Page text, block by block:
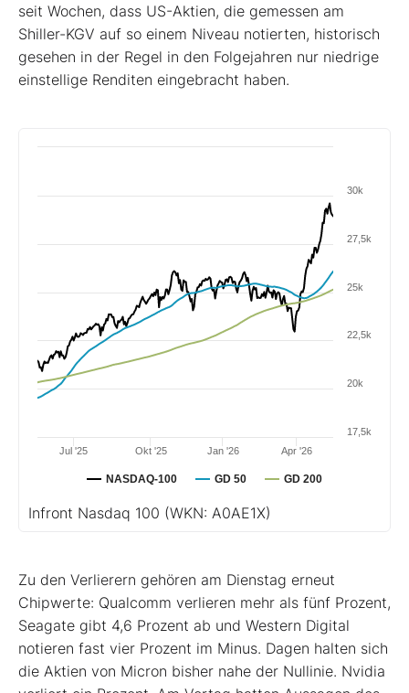
seit Wochen, dass US-Aktien, die gemessen am
Shiller-KGV auf so einem Niveau notierten, historisch
gesehen in der Regel in den Folgejahren nur niedrige
einstellige Renditen eingebracht haben.
NASDAQ-100 GD 50 GD 200
Jul '25 Jan '26
Okt '25 Apr '26
17,5k
20k
22,5k
25k
27,5k
30k
Infront Nasdaq 100 (WKN: A0AE1X)
Zu den Verlierern gehören am Dienstag erneut
Chipwerte: Qualcomm verlieren mehr als fünf Prozent,
Seagate gibt 4,6 Prozent ab und Western Digital
notieren fast vier Prozent im Minus. Dagen halten sich
die Aktien von Micron bisher nahe der Nullinie. Nvidia